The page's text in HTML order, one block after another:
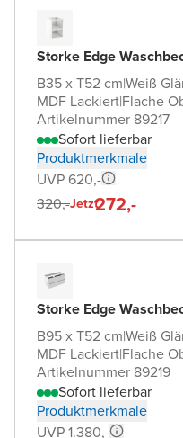
Storke Edge
B35 x T52 cm|Weiß
MDF Lackiert|Flache
Artikelnummer 89217
Sofort lieferbar
Produktmerkmale
UVP 620,-
320,-Jetzt272,-
Storke Edge
B95 x T52 cm|Weiß
MDF Lackiert|Flache
Artikelnummer 89219
Sofort lieferbar
Produktmerkmale
UVP 1.380,-